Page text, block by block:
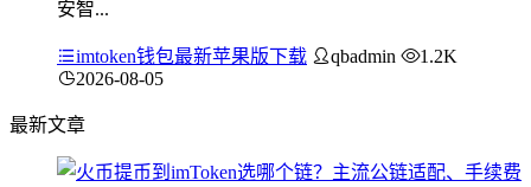
安智...
imtoken钱包最新苹果版下载 qbadmin
1.2K
2026-08-05
最新文章